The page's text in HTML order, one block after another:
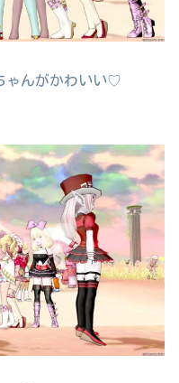
ゃんがかわいい♡